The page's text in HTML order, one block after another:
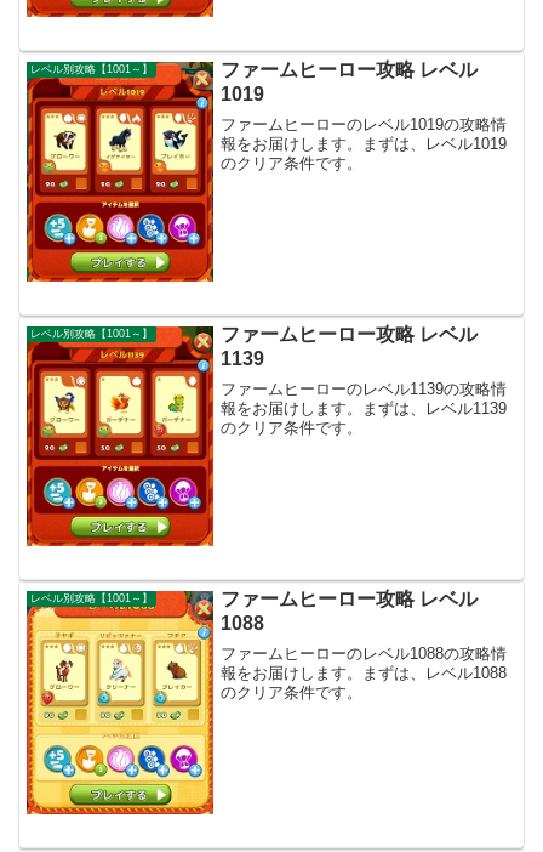
レベル別攻略【1001～】
ファームヒーロー攻略 レベル
1019
ファームヒーローのレベル1019の攻略情
報をお届けします。まずは、レベル1019
のクリア条件です。
レベル別攻略【1001～】
ファームヒーロー攻略 レベル
1139
ファームヒーローのレベル1139の攻略情
報をお届けします。まずは、レベル1139
のクリア条件です。
レベル別攻略【1001～】
ファームヒーロー攻略 レベル
1088
ファームヒーローのレベル1088の攻略情
報をお届けします。まずは、レベル1088
のクリア条件です。